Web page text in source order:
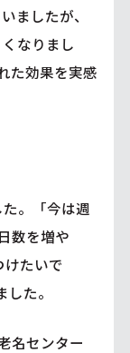
ましたが、
なりまし
た効果を実感
。「今は週
数を増や
たいで
た。
名センター